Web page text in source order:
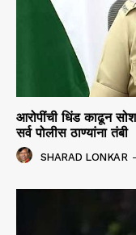
आरोपींची धिंड काढून
सर्व पोलीस ठाण्यांना तंबी
SHARAD LONKAR -